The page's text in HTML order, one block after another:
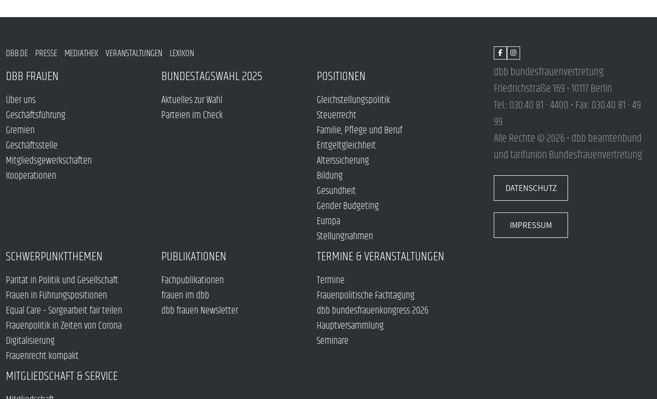
DBB.DE PRESSE MEDIATHEK VERANSTALTUNGEN LEXIKON
DBB FRAUEN
Über uns
Geschäftsführung
Gremien
Geschäftsstelle
Mitgliedsgewerkschaften
Kooperationen
BUNDESTAGSWAHL 2025
Aktuelles zur Wahl
Parteien im Check
POSITIONEN
Gleichstellungspolitik
Steuerrecht
Familie, Pflege und Beruf
Entgeltgleichheit
Alterssicherung
Bildung
Gesundheit
Gender Budgeting
Europa
Stellungnahmen
SCHWERPUNKTTHEMEN
Parität in Politik und Gesellschaft
Frauen in Führungspositionen
Equal Care – Sorgearbeit fair teilen
Frauenpolitik in Zeiten von Corona
Digitalisierung
Frauenrecht kompakt
PUBLIKATIONEN
Fachpublikationen
frauen im dbb
dbb frauen Newsletter
TERMINE & VERANSTALTUNGEN
Termine
Frauenpolitische Fachtagung
dbb bundesfrauenkongress 2026
Hauptversammlung
Seminare
MITGLIEDSCHAFT & SERVICE
dbb bundesfrauenvertretung
Friedrichstraße 169 • 10117 Berlin
Tel.: 030.40 81 - 4400 • Fax: 030.40 81 - 49
99
Alle Rechte © 2026 • dbb beamtenbund
und tarifunion Bundesfrauenvertretung
DATENSCHUTZ
IMPRESSUM